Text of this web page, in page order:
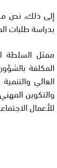
إلى ذلك، نص
بدراسة طلبات
ممثل السلطة
المكلفة
العالي
والتكوين
للأعمال